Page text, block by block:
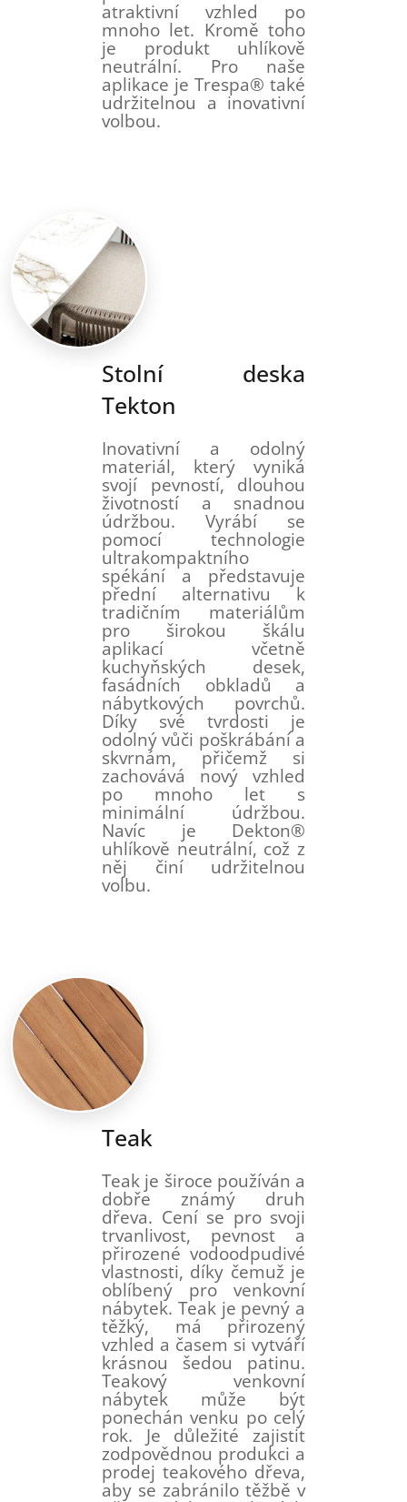
atraktivní vzhled po
mnoho let. Kromě toho
je produkt uhlíkově
neutrální. Pro naše
aplikace je Trespa® také
udržitelnou a inovativní
volbou.
Stolní deska
Tekton
Inovativní a odolný
materiál, který vyniká
svojí pevností, dlouhou
životností a snadnou
údržbou. Vyrábí se
pomocí technologie
ultrakompaktního
spékání a představuje
přední alternativu k
tradičním materiálům
pro širokou škálu
aplikací včetně
kuchyňských desek,
fasádních obkladů a
nábytkových povrchů.
Díky své tvrdosti je
odolný vůči poškrábání a
skvrnám, přičemž si
zachovává nový vzhled
po mnoho let s
minimální údržbou.
Navíc je Dekton®
uhlíkově neutrální, což z
něj činí udržitelnou
volbu.
Teak
Teak je široce používán a
dobře známý druh
dřeva. Cení se pro svoji
trvanlivost, pevnost a
přirozené vodoodpudivé
vlastnosti, díky čemuž je
oblíbený pro venkovní
nábytek. Teak je pevný a
těžký, má přirozený
vzhled a časem si vytváří
krásnou šedou patinu.
Teakový venkovní
nábytek může být
ponechán venku po celý
rok. Je důležité zajistit
zodpovědnou produkci a
prodej teakového dřeva,
aby se zabránilo těžbě v